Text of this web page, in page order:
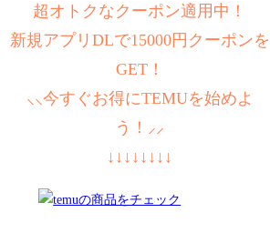
超オトクなクーポン適用中！
新規アプリDLで15000円クーポンを
GET！
⸜⸜今すぐお得にTEMUを始めよ
う！⸝⸝
↓↓↓↓↓↓↓↓